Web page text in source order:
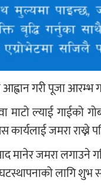
गरी पूजा आरम्भ
ल्याई गाईको
कार्यलाई जमरा राख्ने
मानेर जमरा लगाउने
लागि शुभ